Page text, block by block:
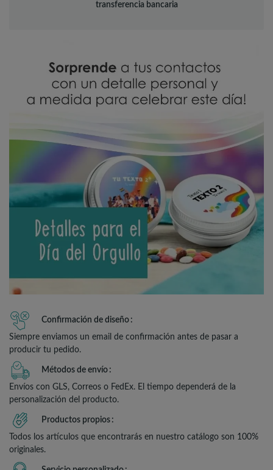
transferencia bancaria
Confirmación de diseño
Siempre enviamos un email de confirmación antes de pasar a
producir tu pedido.
Métodos de envío
Envíos con GLS, Correos o FedEx. El tiempo dependerá de la
personalización del producto.
Productos propios
Todos los artículos que encontrarás en nuestro catálogo son 100%
originales.